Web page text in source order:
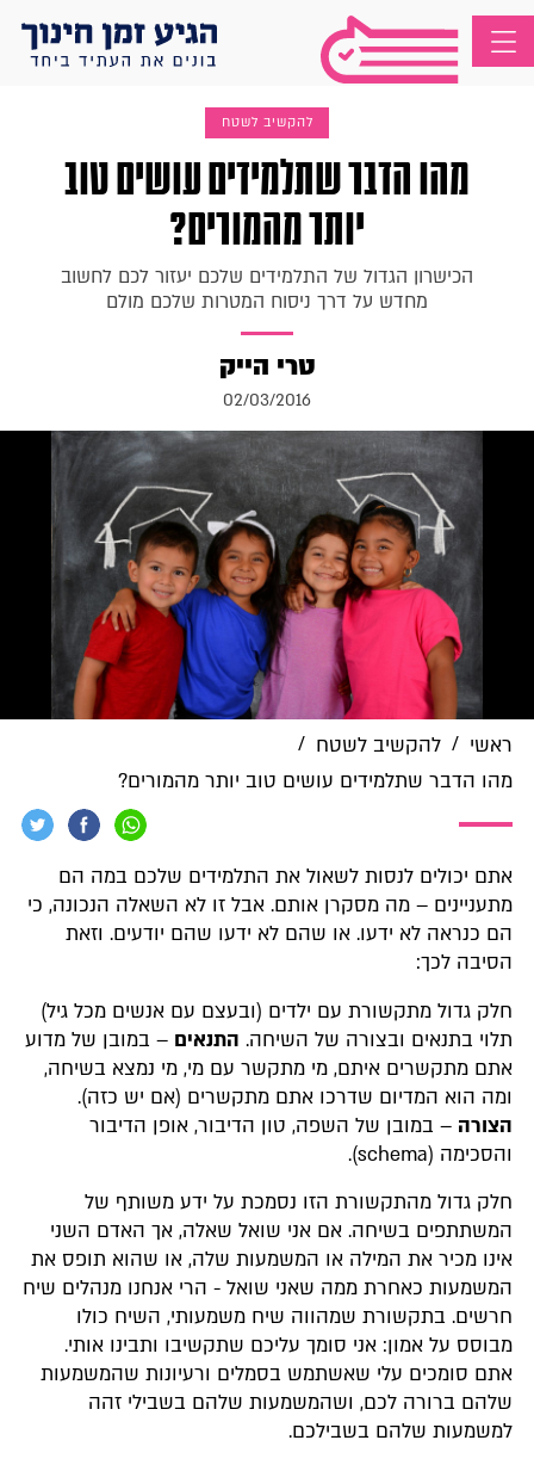
להקשיב לשטח
מהו הדבר שתלמידים עושים טוב
יותר מהמורים?
הכישרון הגדול של התלמידים שלכם יעזור לכם לחשוב
מחדש על דרך ניסוח המטרות שלכם מולם
טרי הייק
02/03/2016
ראשי / להקשיב לשטח /
מהו הדבר שתלמידים עושים טוב יותר מהמורים?
אתם יכולים לנסות לשאול את התלמידים שלכם במה הם
מתעניינים – מה מסקרן אותם. אבל זו לא השאלה הנכונה, כי
הם כנראה לא ידעו. או שהם לא ידעו שהם יודעים. וזאת
הסיבה לכך:
חלק גדול מתקשורת עם ילדים (ובעצם עם אנשים מכל גיל)
תלוי בתנאים ובצורה של השיחה. התנאים – במובן של מדוע
אתם מתקשרים איתם, מי מתקשר עם מי, מי נמצא בשיחה,
ומה הוא המדיום שדרכו אתם מתקשרים (אם יש כזה).
הצורה – במובן של השפה, טון הדיבור, אופן הדיבור
והסכימה (schema).
חלק גדול מהתקשורת הזו נסמכת על ידע משותף של
המשתתפים בשיחה. אם אני שואל שאלה, אך האדם השני
אינו מכיר את המילה או המשמעות שלה, או שהוא תופס את
המשמעות כאחרת ממה שאני שואל - הרי אנחנו מנהלים שיח
חרשים. בתקשורת שמהווה שיח משמעותי, השיח כולו
מבוסס על אמון: אני סומך עליכם שתקשיבו ותבינו אותי.
אתם סומכים עלי שאשתמש בסמלים ורעיונות שהמשמעות
שלהם ברורה לכם, ושהמשמעות שלהם בשבילי זהה
למשמעות שלהם בשבילכם.